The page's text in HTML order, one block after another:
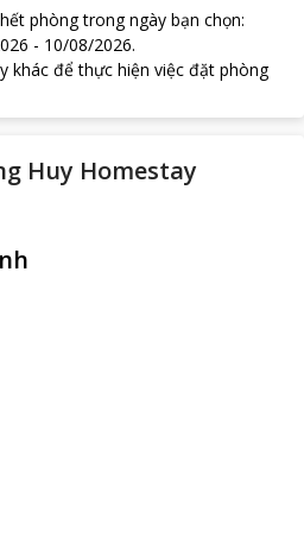
phòng trong ngày bạn chọn:
- 10/08/2026.
khác để thực hiện việc đặt phòng
Huy Homestay